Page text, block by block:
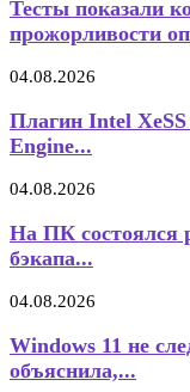
Тесты показали
прожорливости
04.08.2026
Плагин Intel
Engine...
04.08.2026
На ПК состоялся
бэкапа...
04.08.2026
Windows 11 не
объяснила,...